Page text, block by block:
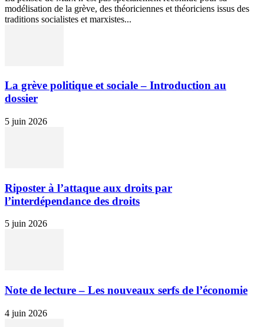
modélisation de la grève, des théoriciennes et théoriciens issus des
traditions socialistes et marxistes...
La grève politique et sociale – Introduction au
dossier
5 juin 2026
Riposter à l’attaque aux droits par
l’interdépendance des droits
5 juin 2026
Note de lecture – Les nouveaux serfs de l’économie
4 juin 2026